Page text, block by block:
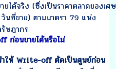
ยได้จริง (ซึ่งเป็นราคาตลาดของเศษ
นที่ขาย) ตามมาตรา 79 แห่ง
ษฎากร
ก่อนขายได้หรือไม่
ให้Write-off ตัดเป็นศูนย์ก่อน